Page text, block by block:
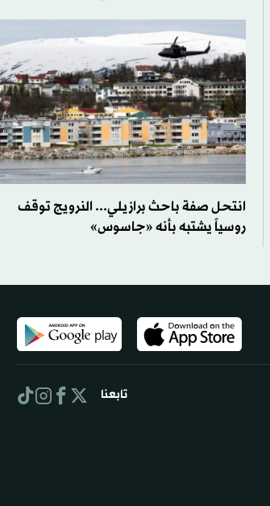
انتحل صفة باحث برازيلي... النرويج توقف
روسياً يشتبه بأنه «جاسوس»
تابعنا